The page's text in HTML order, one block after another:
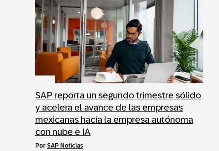
SAP reporta un segundo trimestre sólido
y acelera el avance de las empresas
mexicanas hacia la empresa autónoma
con nube e IA
por SAP Noticias